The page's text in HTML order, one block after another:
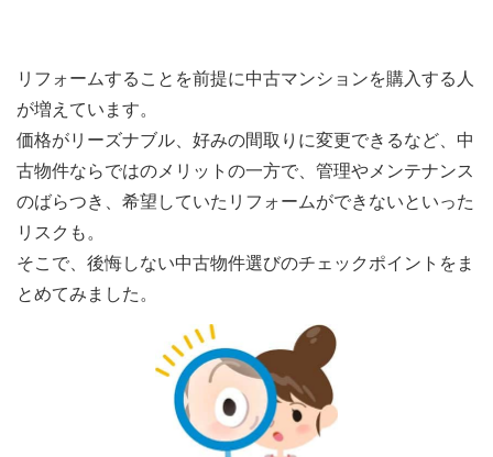
動
リフォームすることを前提に中古マンションを購入する人
が増えています。
価格がリーズナブル、好みの間取りに変更できるなど、中
古物件ならではのメリットの一方で、管理やメンテナンス
のばらつき、希望していたリフォームができないといった
リスクも。
そこで、後悔しない中古物件選びのチェックポイントをま
とめてみました。